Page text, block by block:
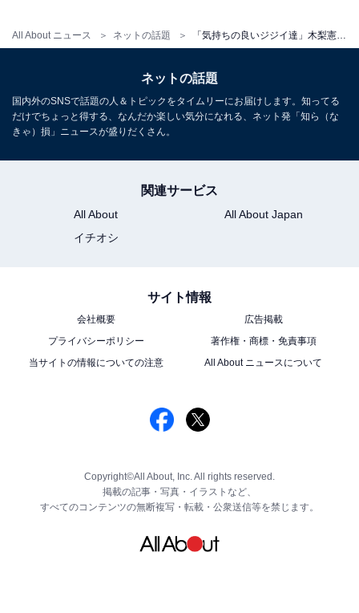
All About ニュース ネットの話題
ネットの話題
国内外のSNSで話題の人＆トピックをタイムリーにお届けします。知ってる
だけでちょっと得する、なんだか楽しい気分になれる、ネット発「知ら（な
きゃ）損」ニュースが盛りだくさん。
関連サービス
All About
All About Japan
イチオシ
サイト情報
会社概要
広告掲載
プライバシーポリシー
著作権・商標・免責事項
当サイトの情報についての注意
All About ニュースについて
Copyright©All About, Inc. All rights reserved.
掲載の記事・写真・イラストなど、
すべてのコンテンツの無断複写・転載・公衆送信等を禁じます。